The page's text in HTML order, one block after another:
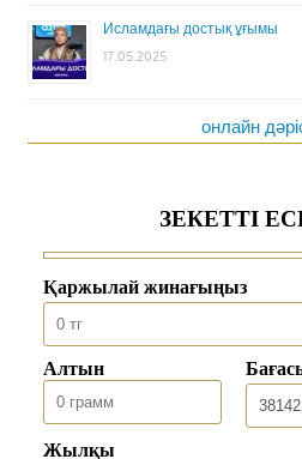
Исламдағы достық ұғымы
17.05.2025
онлайн